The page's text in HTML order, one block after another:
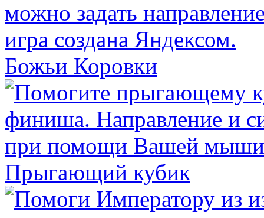
Божьи Коровки
Прыгающий кубик